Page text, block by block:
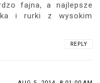
fajna, a najlepsze
i rurki z wysokim
REPLY